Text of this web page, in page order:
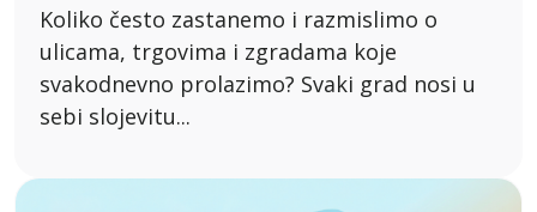
Koliko često zastanemo i razmislimo o
ulicama, trgovima i zgradama koje
svakodnevno prolazimo? Svaki grad nosi u
sebi slojevitu...